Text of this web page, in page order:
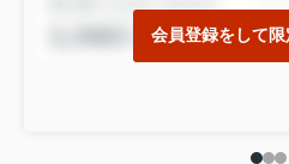
会員登録をして